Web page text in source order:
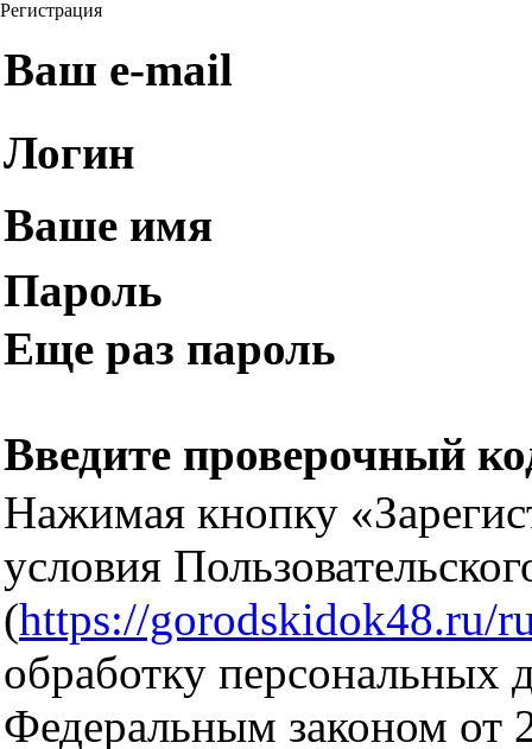
Регистрация
Ваш e-mail
Логин
Ваше имя
Пароль
Еще раз пароль
Введите проверочный
Нажимая кнопку
условия
(https://gorodskidok48.ru/
обработку персональных
Федеральным законом